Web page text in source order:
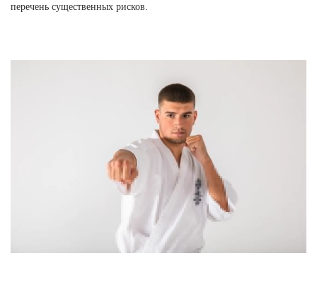
перечень существенных рисков.